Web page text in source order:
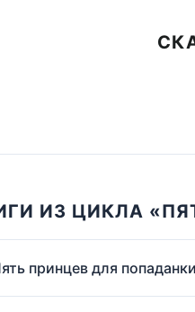
ИЗ ЦИКЛА
принцев для